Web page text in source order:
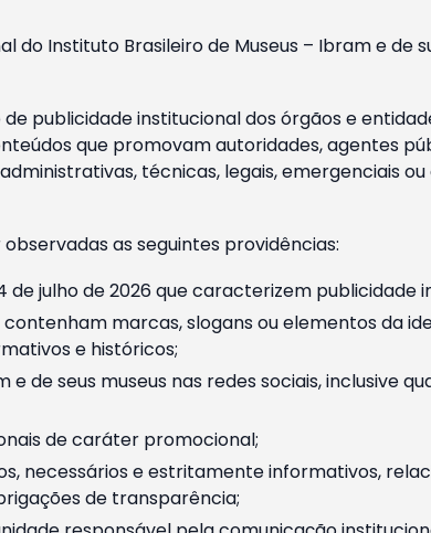
do Instituto Brasileiro de Museus – Ibram e de
publicidade institucional dos órgãos e
que promovam autoridades, agentes
técnicas, legais, emergenciais
as seguintes providências:
julho de 2026 que caracterizem publicidade
marcas, slogans ou elementos da
e históricos;
de seus museus nas redes sociais, inclusive
de caráter promocional;
necessários e estritamente informativos,
de transparência;